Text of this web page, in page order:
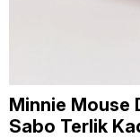
Minnie Mouse
Sabo Terlik